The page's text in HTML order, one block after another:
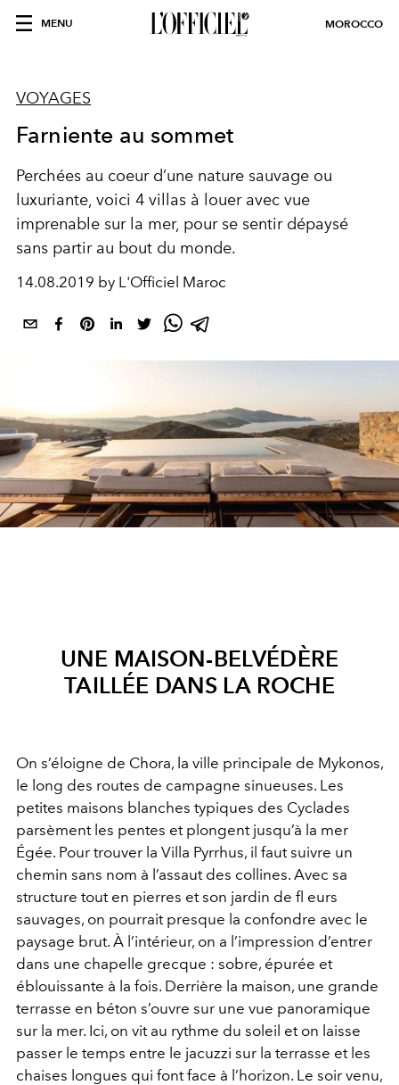
MENU MOROCCO
VOYAGES
Farniente au sommet
Perchées au coeur d’une nature sauvage ou
luxuriante, voici 4 villas à louer avec vue
imprenable sur la mer, pour se sentir dépaysé
sans partir au bout du monde.
14.08.2019 by L'Officiel Maroc
UNE MAISON-BELVÉDÈRE
TAILLÉE DANS LA ROCHE
On s’éloigne de Chora, la ville principale de Mykonos,
le long des routes de campagne sinueuses. Les
petites maisons blanches typiques des Cyclades
parsèment les pentes et plongent jusqu’à la mer
Égée. Pour trouver la Villa Pyrrhus, il faut suivre un
chemin sans nom à l’assaut des collines. Avec sa
structure tout en pierres et son jardin de fl eurs
sauvages, on pourrait presque la confondre avec le
paysage brut. À l’intérieur, on a l’impression d’entrer
dans une chapelle grecque : sobre, épurée et
éblouissante à la fois. Derrière la maison, une grande
terrasse en béton s’ouvre sur une vue panoramique
sur la mer. Ici, on vit au rythme du soleil et on laisse
passer le temps entre le jacuzzi sur la terrasse et les
chaises longues qui font face à l’horizon. Le soir venu,